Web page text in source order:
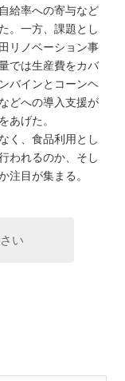
給率への寄与など
。一方、課題とし
リノベーション事
では生産費をカバ
バインとコーンヘ
どへの導入支援が
げた。
く、食品利用とし
われるのか、そし
注目が集まる。
い